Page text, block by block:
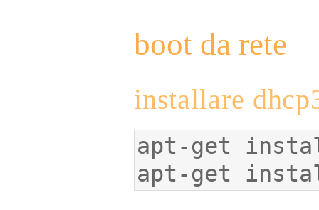
boot da rete
installare
apt-get